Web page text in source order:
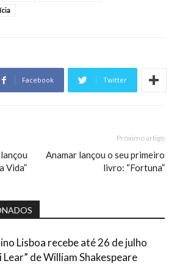
Facebook Twitter
Vida”
Próximo artigo
Anamar lançou o seu primeiro
livro: “Fortuna”
Lisboa recebe até 26 de julho
Lear” de William Shakespeare